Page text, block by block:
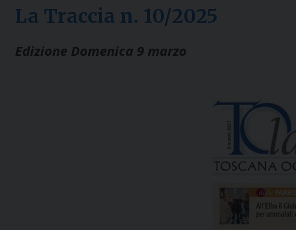
La Traccia n. 10/2025
Edizione Domenica 9 marzo